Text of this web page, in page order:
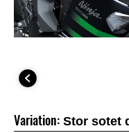
Variation: Stor sotet